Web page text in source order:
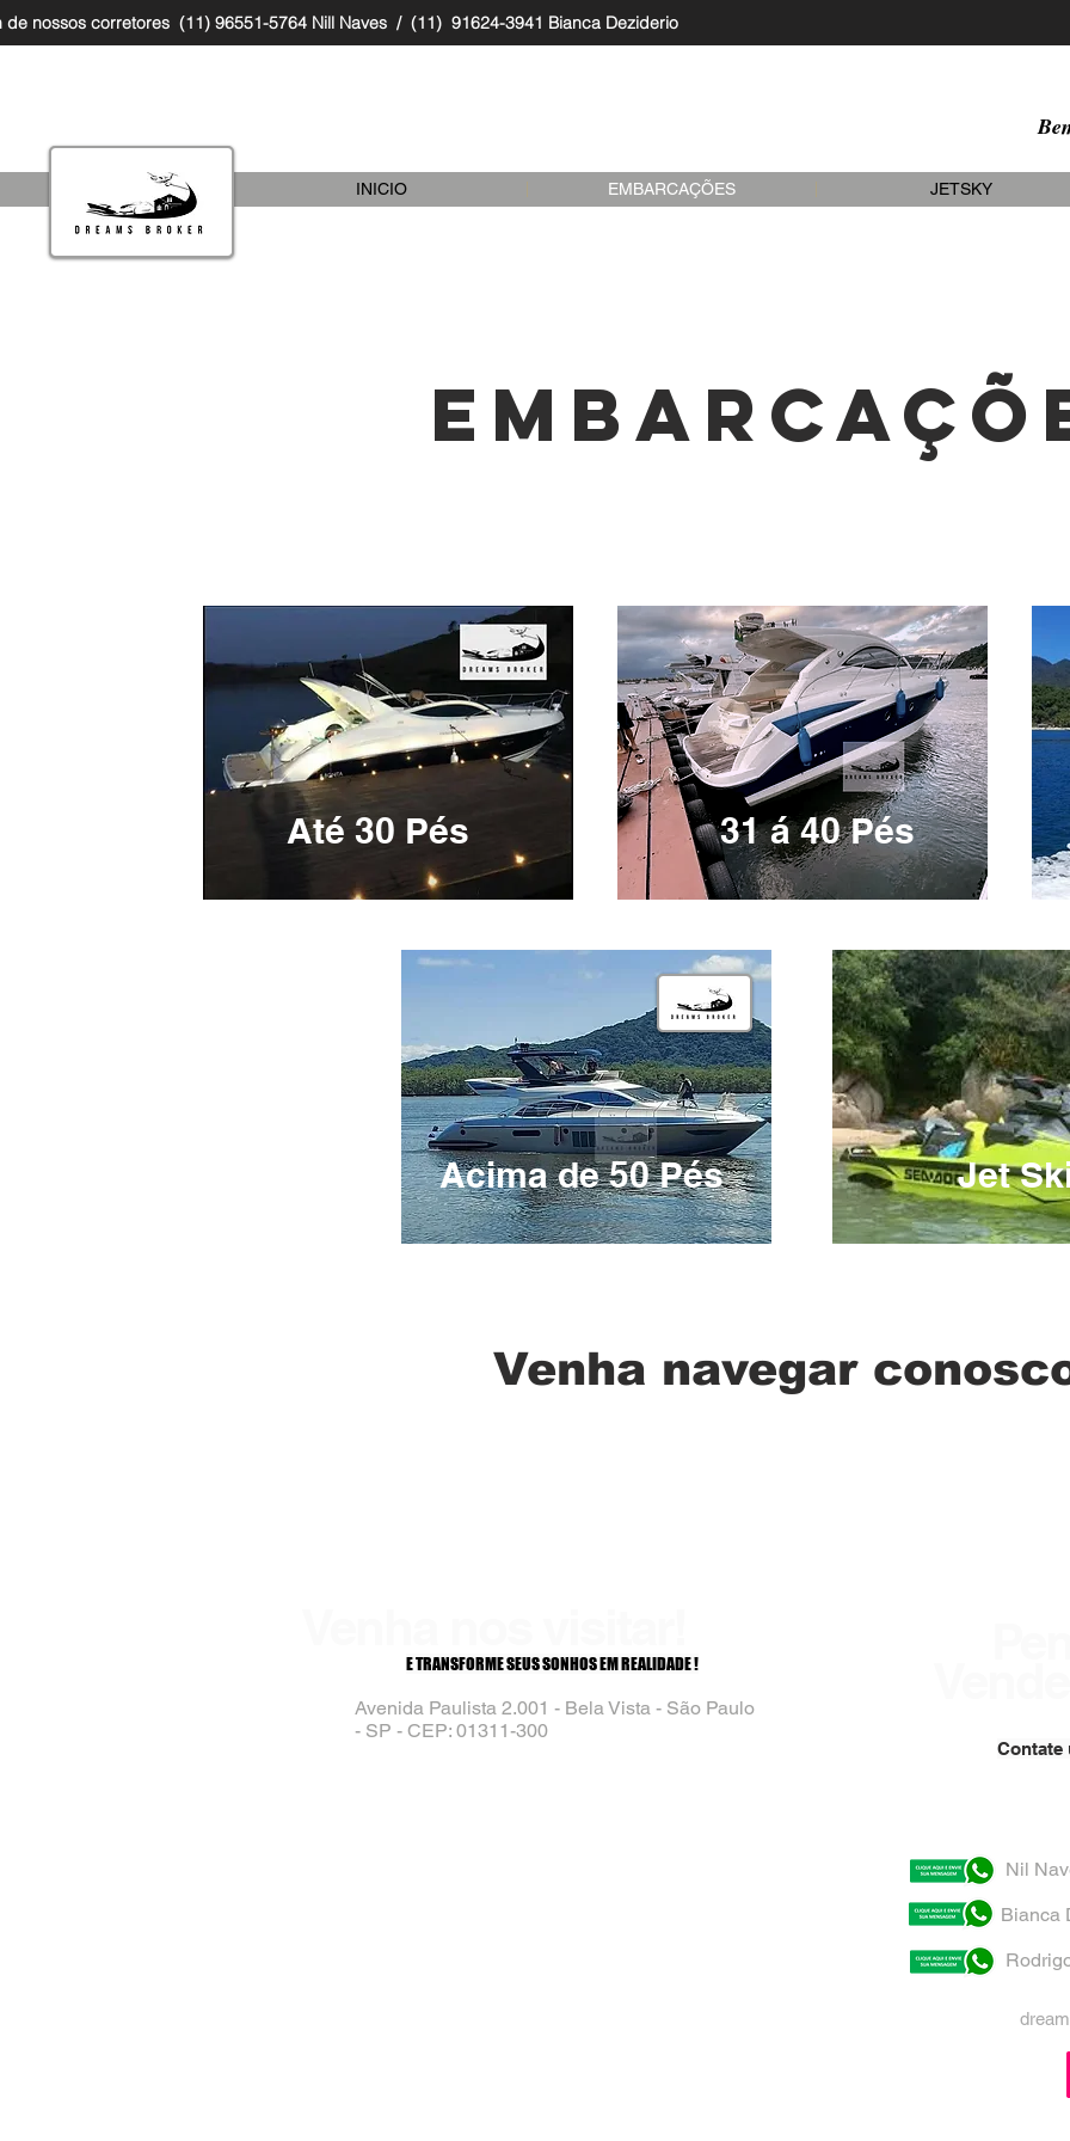
de nossos corretores (11) 96551-5764 Nill Naves / (11) 91624-3941 Bianca Deziderio
INICIO EMBARCAÇÕES JETSKY
Até 30 Pés 31 á 40 Pés
Acima de 50 Pés Jet
Venha navegar
E TRANSFORME SEUS SONHOS EM REALIDADE !
Avenida Paulista 2.001 - Bela Vista - São Paulo
- SP - CEP: 01311-300
Contate
Nil
Bianca